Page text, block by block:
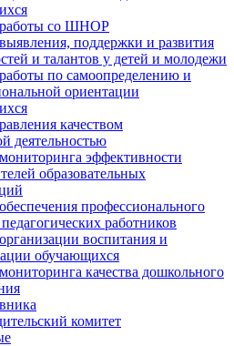
со ШНОР
поддержки и развития
и талантов у детей и молодежи
по самоопределению и
ориентации
качеством
деятельностью
эффективности
образовательных
профессионального
работников
воспитания и
обучающихся
качества дошкольного
комитет